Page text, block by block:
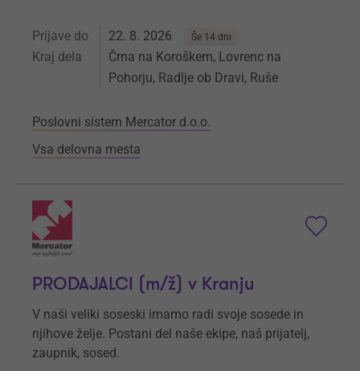
Prijave do 22. 8. 2026 Še 14 dni
Kraj dela
Črna na Koroškem, Lovrenc na
Pohorju, Radlje ob Dravi, Ruše
Poslovni sistem Mercator d.o.o.
Vsa delovna mesta
PRODAJALCI (m/ž) v Kranju
V naši veliki soseski imamo radi svoje sosede in
njihove želje. Postani del naše ekipe, naš prijatelj,
zaupnik, sosed.